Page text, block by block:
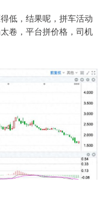
低，结果呢，拼车活动
卷，平台拼价格，司机